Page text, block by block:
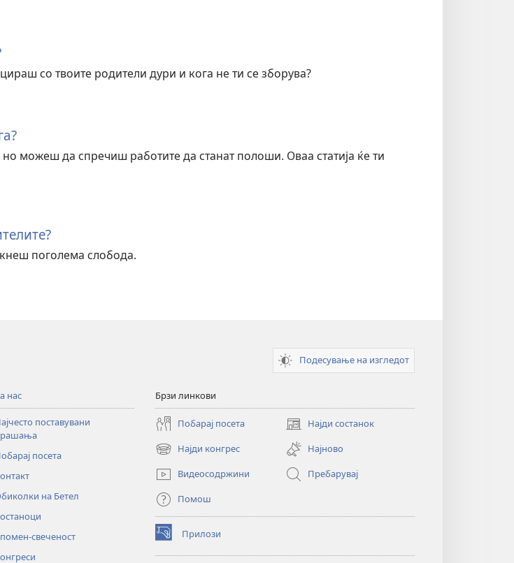
со твоите родители дури и кога не ти се зборува?
можеш да спречиш работите да станат полоши. Оваа статија ќе ти
поголема слобода.
Подесување на изгледот
нас
поставувани
посета
на Бетел
свеченост
Брзи линкови
Побарај посета Најди состанок
(opens
new
window)
Најди конгрес
(opens
new
window)
Најново
Видеосодржини
Пребарувај
Помош
Прилози
(opens
new